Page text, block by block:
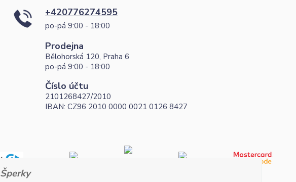
+420776274595
po-pá 9:00 - 18:00
Prodejna
Bělohorská 120, Praha 6
po-pá 9:00 - 18:00
Číslo účtu
2101268427/2010
IBAN: CZ96 2010 0000 0021 0126 8427
Šperky